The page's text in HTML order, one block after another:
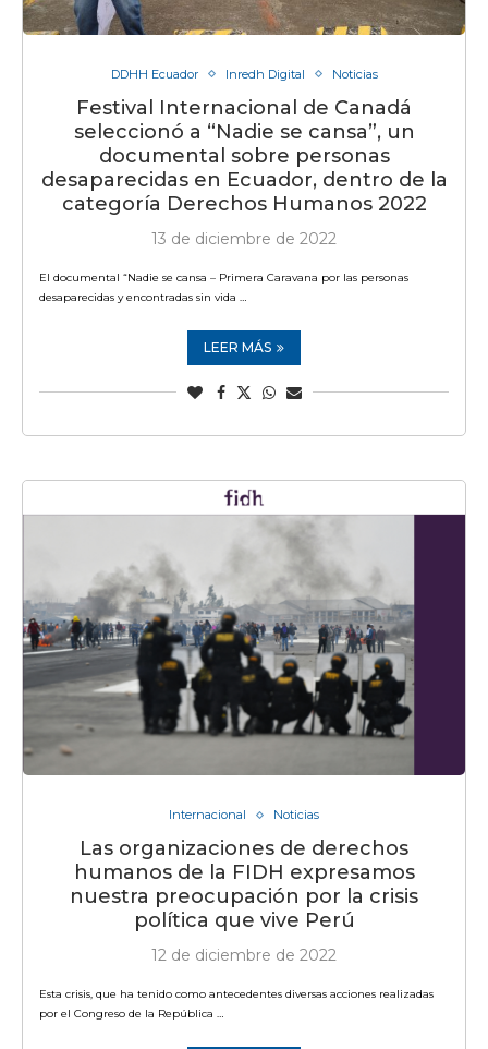
DDHH Ecuador Inredh Digital Noticias
Festival Internacional de Canadá
seleccionó a “Nadie se cansa”, un
documental sobre personas
desaparecidas en Ecuador, dentro de la
categoría Derechos Humanos 2022
13 de diciembre de 2022
El documental “Nadie se cansa – Primera Caravana por las personas
desaparecidas y encontradas sin vida …
LEER MÁS
Internacional Noticias
Las organizaciones de derechos
humanos de la FIDH expresamos
nuestra preocupación por la crisis
política que vive Perú
12 de diciembre de 2022
Esta crisis, que ha tenido como antecedentes diversas acciones realizadas
por el Congreso de la República …